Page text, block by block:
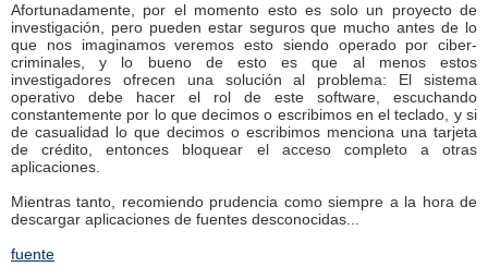
Afortunadamente, por el momento esto es solo un proyecto de
investigación, pero pueden estar seguros que mucho antes de lo
que nos imaginamos veremos esto siendo operado por ciber-
criminales, y lo bueno de esto es que al menos estos
investigadores ofrecen una solución al problema: El sistema
operativo debe hacer el rol de este software, escuchando
constantemente por lo que decimos o escribimos en el teclado, y si
de casualidad lo que decimos o escribimos menciona una tarjeta
de crédito, entonces bloquear el acceso completo a otras
aplicaciones.
Mientras tanto, recomiendo prudencia como siempre a la hora de
descargar aplicaciones de fuentes desconocidas...
fuente